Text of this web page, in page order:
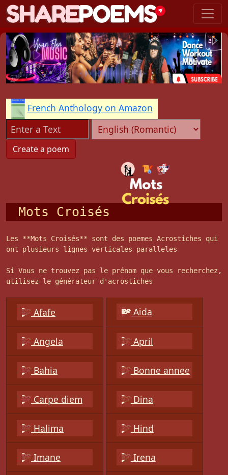
French Anthology on Amazon
Mots Croisés
Les **Mots Croisés** sont des poemes Acrostiches qui
ont plusieurs lignes verticales paralleles
Si Vous ne trouvez pas le prénom que vous recherchez,
utilisez le générateur d'acrostiches
Afafe Aida
Angela April
Bahia Bonne annee
Carpe diem Dina
Halima Hind
Imane Irena